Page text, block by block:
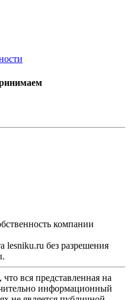
компании
без разрешения
вся представленная на
информационный